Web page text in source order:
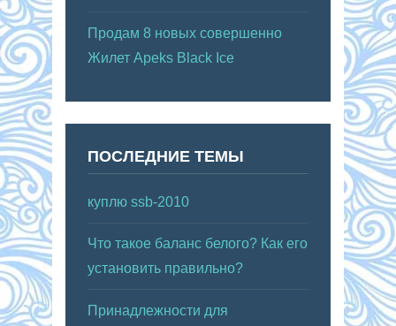
Продам 8 новых совершенно
Жилет Apeks Black Ice
ПОСЛЕДНИЕ ТЕМЫ
куплю ssb-2010
Что такое баланс белого? Как его
установить правильно?
Принадлежности для